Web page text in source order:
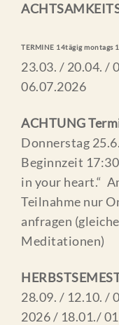
TERMINE 14tägig montags
23.03. / 20.04. /
06.07.2026
ACHTUNG
Donnerstag
Beginnzeit
in your heart.“
Teilnahme nur
anfragen
Meditationen)
28.09. / 12.10. /
2026 / 18.01./